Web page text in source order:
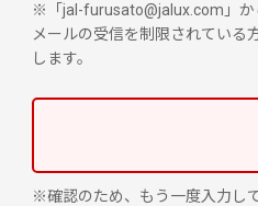
※「jal-furusato@jalux.com」か
メールの受信を制限されている
します。
※確認のため、もう一度入力し